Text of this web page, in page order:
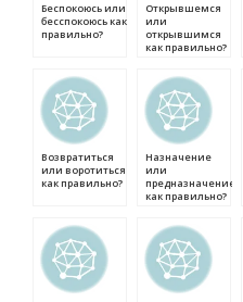
Беспокоюсь или
бесспокоюсь как
правильно?
Открывшемся
или
открывшимся
как правильно?
Возвратиться
или воротиться
как правильно?
Назначение
или
предназначение
как правильно?